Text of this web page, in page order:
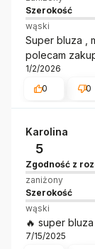
Szerokość
wąski
Super bluza ,
polecam
1/2/2026
0
0
Karolina
5
Zgodność z
zaniżony
Szerokość
wąski
🔥 super
7/15/2025